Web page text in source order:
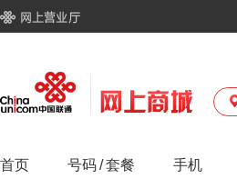
首页 号码/套餐 手机